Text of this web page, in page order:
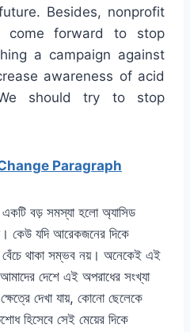
Besides, nonprofit
come forward to stop
a campaign against
awareness of acid
should try to stop
Paragraph
বড় সমস্যা হলো অ্যাসিড
কেউ যদি আরেকজনের দিকে
বেঁচে থাকা সম্ভব নয়। অনেকেই এই
দেশে এই অপরাধের সংখ্যা
দেখা যায়, কোনো ছেলেকে
হিসেবে সেই মেয়ের দিকে